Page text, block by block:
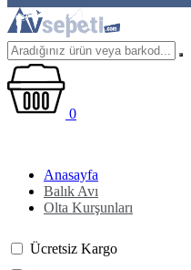
0
Anasayfa
Balık Avı
Olta Kurşunları
Ücretsiz Kargo